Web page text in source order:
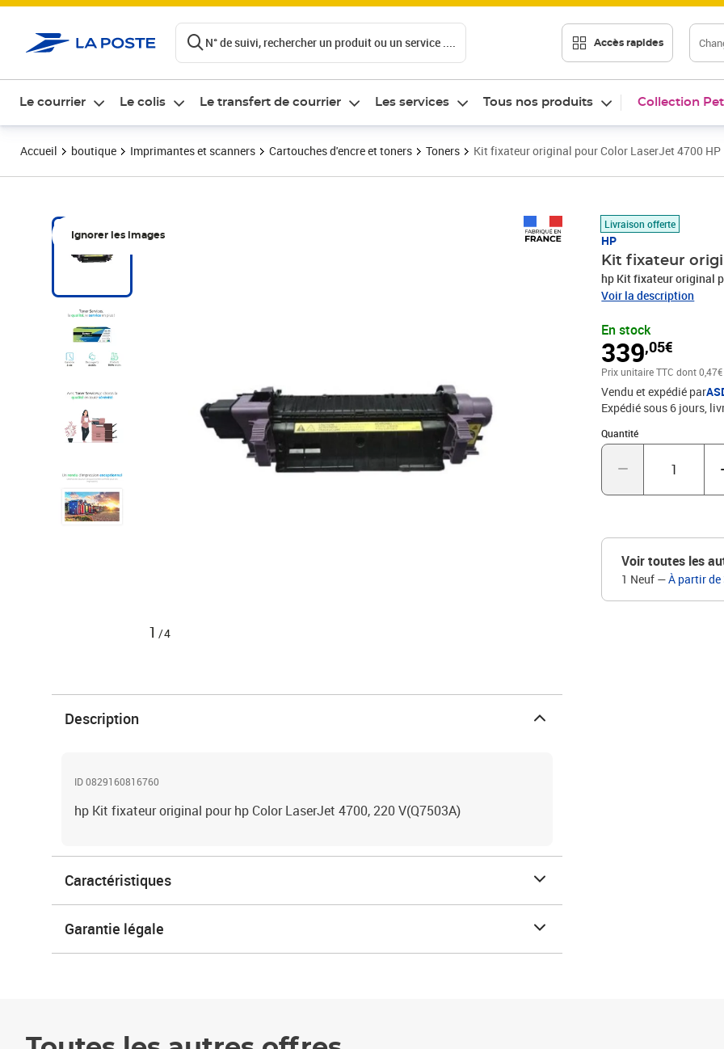
N° de suivi, rechercher un produit ou un service .... Accès rapides
Le courrier Le colis Le transfert de courrier Les services Tous nos produits Collection
Accueil boutique Imprimantes et scanners Cartouches d'encre et toners Toners Kit fixateur original pour Color LaserJet 4700 HP
Ignorer les images
1 /4
Livraison offerte
HP
Kit fixateur
hp Kit fixateur original
Voir la description
En stock
339,05€
Prix 339,05€
Prix unitaire TTCdont
Vendu et expédié par
Expédié sous 6 jours
Quantité
Quantité : 1
Voir toutes les
1 Neuf —À partir de
Description
ID 0829160816760
hp Kit fixateur original pour hp Color LaserJet 4700, 220 V(Q7503A)
Caractéristiques
Garantie légale